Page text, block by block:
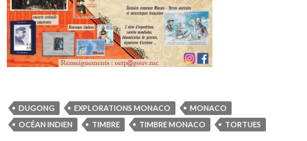
DUGONG EXPLORATIONS MONACO
MONACO
OCÉAN INDIEN
TIMBRE TIMBRE MONACO TORTUES